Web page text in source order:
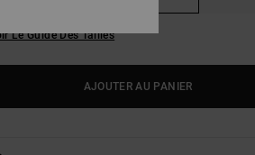
Le Guide Des Tailles
AJOUTER AU PANIER